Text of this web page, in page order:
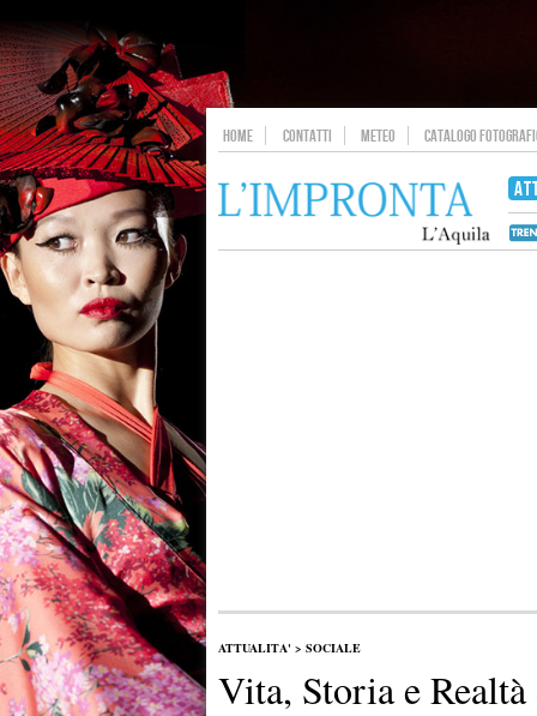
HOME CONTATTI METEO CATALOGO
ATTUALITA' > SOCIALE
Vita, Storia e